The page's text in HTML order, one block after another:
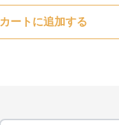
カートに追加する